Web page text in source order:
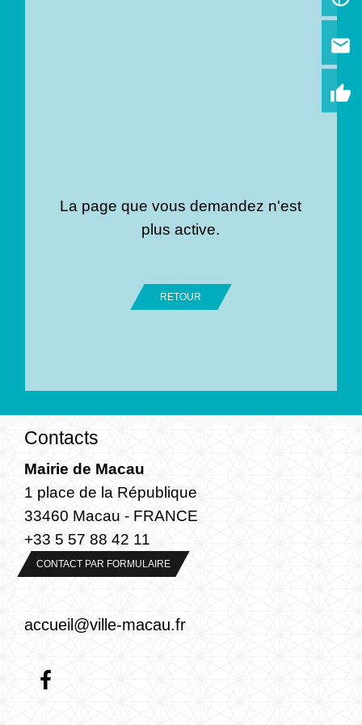
La page que vous demandez n'est
plus active.
RETOUR
email
thumb_up
Contacts
Mairie de Macau
1 place de la République
33460 Macau - FRANCE
+33 5 57 88 42 11
CONTACT PAR FORMULAIRE
accueil@ville-macau.fr